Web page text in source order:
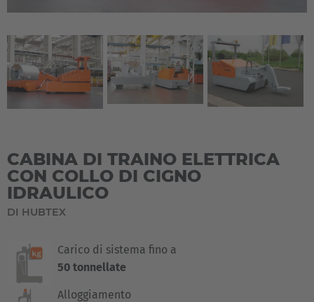
CABINA DI TRAINO ELETTRICA
CON COLLO DI CIGNO
IDRAULICO
DI HUBTEX
Carico di sistema fino a
50 tonnellate
Alloggiamento